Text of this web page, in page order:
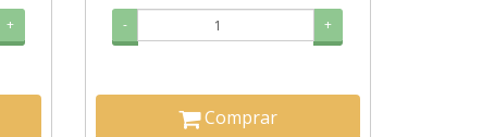
+ - +
Comprar